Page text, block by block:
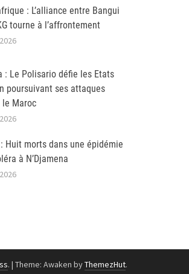
: L’alliance entre Bangui
tourne à l’affrontement
: Le Polisario défie les Etats
poursuivant ses attaques
Maroc
Huit morts dans une épidémie
à N’Djamena
. | Theme: Awaken byThemezHut.